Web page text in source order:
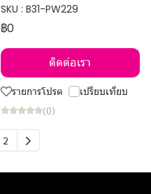
SKU : B31-PW229
฿0
ติดต่อเรา
รายการโปรด เปรียบเทียบ
(0)
2